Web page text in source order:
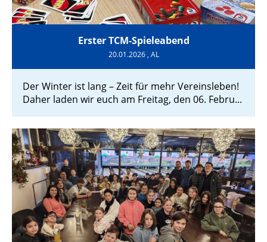
Erster TCM-Spieleabend
20.01.2026, AL
Der Winter ist lang – Zeit für mehr Vereinsleben!
Daher laden wir euch am Freitag, den 06. Febru...